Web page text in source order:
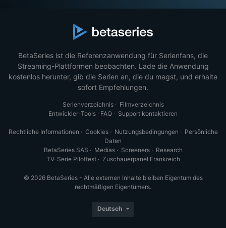
BetaSeries ist die Referenzanwendung für Serienfans, die
Streaming-Plattformen beobachten. Lade die Anwendung
kostenlos herunter, gib die Serien an, die du magst, und erhalte
sofort Empfehlungen.
Serienverzeichnis· Filmverzeichnis
Entwickler-Tools · FAQ · Support kontaktieren
Rechtliche Informationen · Cookies· Nutzungsbedingungen · Persönliche
Daten
BetaSeries SAS · Medias· Screeners· Research
TV-Serie Pilottest· Zuschauerpanel Frankreich
© 2026 BetaSeries - Alle externen Inhalte bleiben Eigentum des
rechtmäßigen Eigentümers.
Deutsch